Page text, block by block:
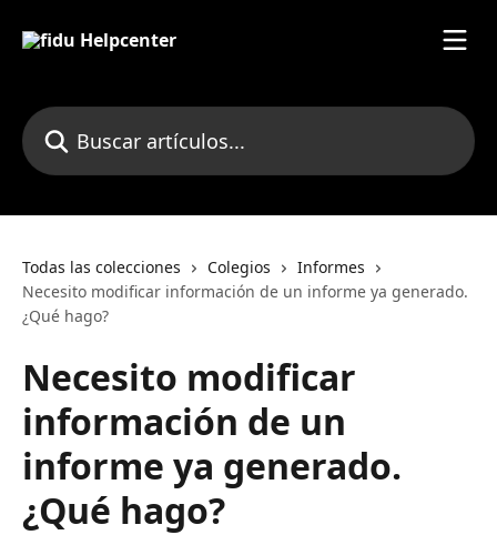
Buscar artículos...
Todas las colecciones Colegios
Informes
Necesito modificar información de un informe ya generado.
¿Qué hago?
Necesito modificar
información de un
informe ya generado.
¿Qué hago?